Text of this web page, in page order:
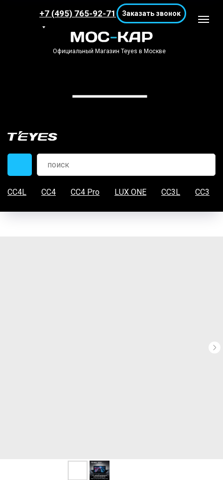
Официальный Магазин Teyes в Москве
+7 (495) 765-92-71 Заказать звонок
CC4L CC4 CC4 Pro LUX ONE CC3L CC3